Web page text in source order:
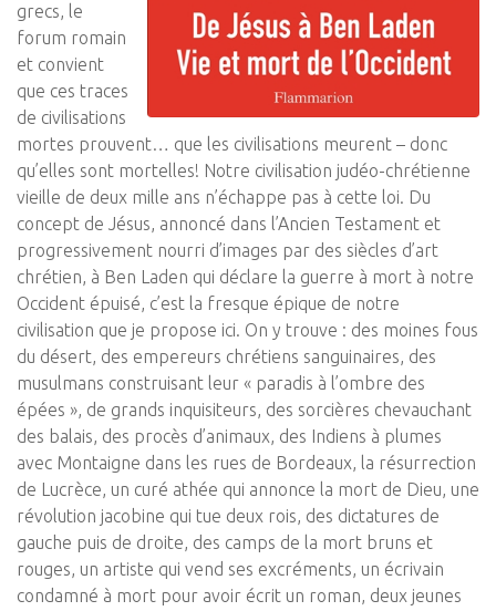
grecs, le
forum romain
et convient
que ces traces
de civilisations
mortes prouvent… que les civilisations meurent – donc
qu’elles sont mortelles! Notre civilisation judéo-chrétienne
vieille de deux mille ans n’échappe pas à cette loi. Du
concept de Jésus, annoncé dans l’Ancien Testament et
progressivement nourri d’images par des siècles d’art
chrétien, à Ben Laden qui déclare la guerre à mort à notre
Occident épuisé, c’est la fresque épique de notre
civilisation que je propose ici. On y trouve : des moines fous
du désert, des empereurs chrétiens sanguinaires, des
musulmans construisant leur « paradis à l’ombre des
épées », de grands inquisiteurs, des sorcières chevauchant
des balais, des procès d’animaux, des Indiens à plumes
avec Montaigne dans les rues de Bordeaux, la résurrection
de Lucrèce, un curé athée qui annonce la mort de Dieu, une
révolution jacobine qui tue deux rois, des dictatures de
gauche puis de droite, des camps de la mort bruns et
rouges, un artiste qui vend ses excréments, un écrivain
condamné à mort pour avoir écrit un roman, deux jeunes